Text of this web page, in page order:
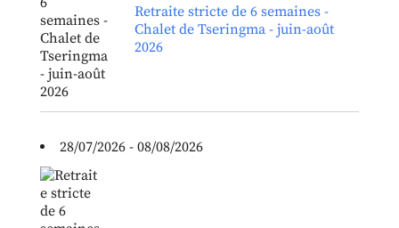
Retraite stricte de 6 semaines -
Chalet de Tseringma - juin-août
2026
28/07/2026 - 08/08/2026